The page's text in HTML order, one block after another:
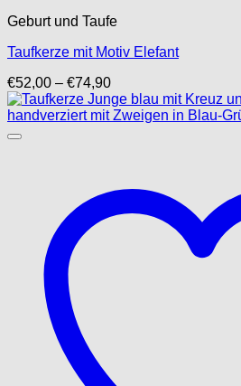
Geburt und Taufe
Taufkerze mit Motiv Elefant
€52,00 – €74,90Preisspanne:
€52,00
bis